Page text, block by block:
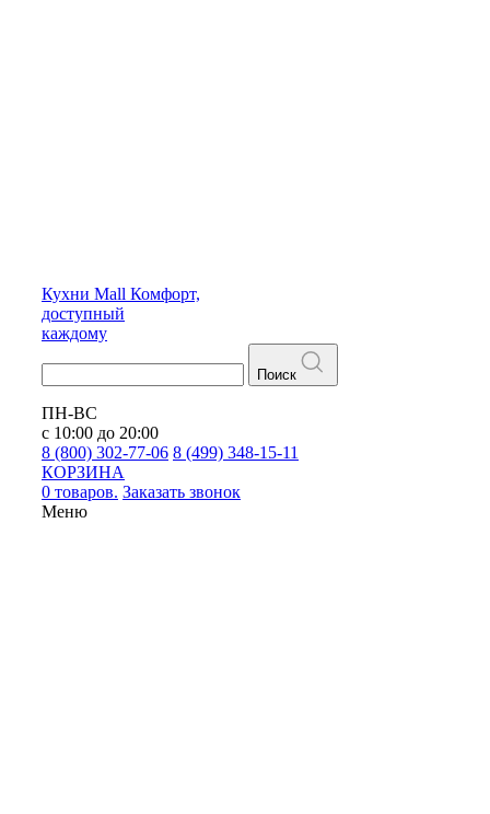
Кухни Mall Комфорт,
доступный
каждому
Поиск
ПН-ВС
с 10:00 до 20:00
8 (800) 302-77-06 8 (499) 348-15-11
КОРЗИНА
0 товаров. Заказать звонок
Меню